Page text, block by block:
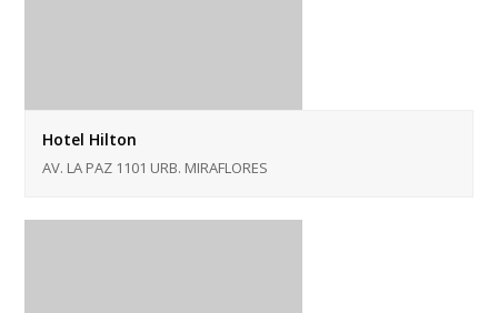
Hotel Hilton
AV. LA PAZ 1101 URB. MIRAFLORES